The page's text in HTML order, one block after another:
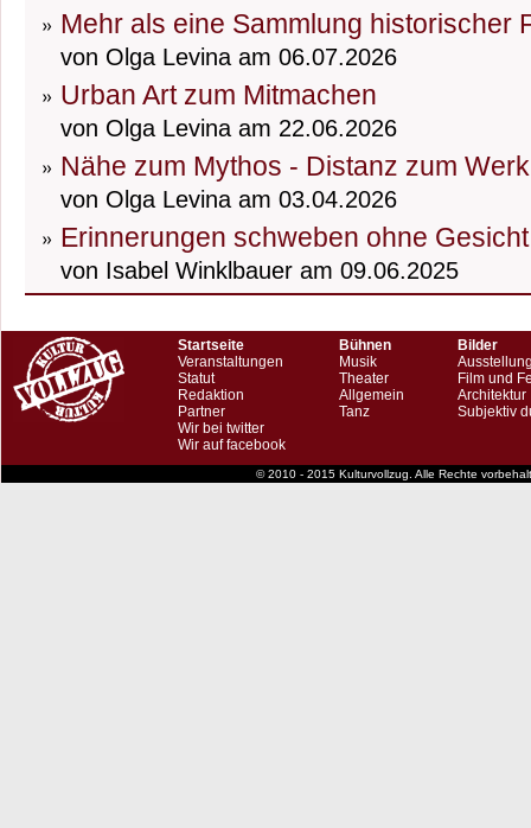
Mehr als eine Sammlung historischer
von Olga Levina am 06.07.2026
Urban Art zum Mitmachen
von Olga Levina am 22.06.2026
Nähe zum Mythos - Distanz zum Werk
von Olga Levina am 03.04.2026
Erinnerungen schweben ohne Gesicht
von Isabel Winklbauer am 09.06.2025
Startseite
Veranstaltungen
Statut
Redaktion
Partner
Wir bei twitter
Wir auf facebook
Bühnen
Musik
Theater
Allgemein
Tanz
Bilder
Film und
Architektur
Subjektiv
© 2010 - 2015 Kulturvollzug. Alle Rechte